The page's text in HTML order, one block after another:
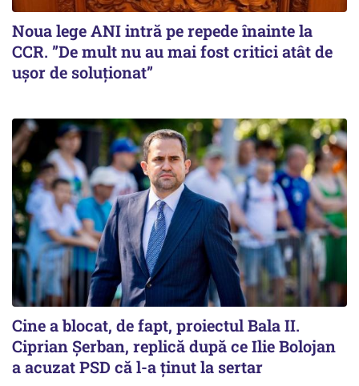
Noua lege ANI intră pe repede înainte la
CCR. ”De mult nu au mai fost critici atât de
ușor de soluționat”
Cine a blocat, de fapt, proiectul Bala II.
Ciprian Șerban, replică după ce Ilie Bolojan
a acuzat PSD că l-a ținut la sertar